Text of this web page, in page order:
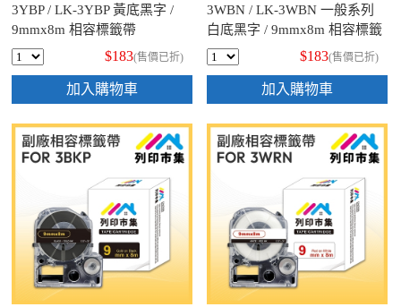
3YBP / LK-3YBP 黃底黑字 /
9mmx8m 相容標籤帶
$183(售價已折)
加入購物車
3WBN / LK-3WBN 一般系列
白底黑字 / 9mmx8m 相容標籤
帶
$183(售價已折)
加入購物車